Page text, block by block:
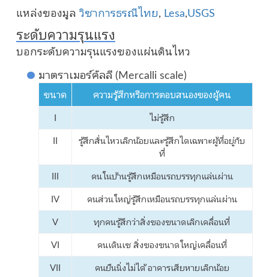
แหล่งของมูล วิชาการธรณีไทย, Lesa,USGS
ระดับความรุนแรง
บอกระดับความรุนแรงของแผ่นดินไหว
มาตราเมอร์คัลลี (Mercalli scale)
ขนาด ความรู้สึกหรือการตอบสนองของผู้คน
I
ไม่รู้สึก
II
รู้สึกสั่นไหวเล็กน้อยและรู้สึกไดเฉพาะผู้ที่อยู่กับ
ที่
III
คนในบ้านรู้สึกเหมือนรถบรรทุกแล่นผ่าน
IV
คนส่วนใหญ่รู้สึกเหมือนรถบรรทุกแล่นผ่าน
V
ทุกคนรู้สึกว่าสิ่งของขนาดเล็กเคลื่อนที่
VI
คนเดินเซ สิ่งของขนาดใหญ่เคลื่อนที่
VII
คนยืนนิ่งไม่ได้ อาคารเสียหายเล็กน้อย